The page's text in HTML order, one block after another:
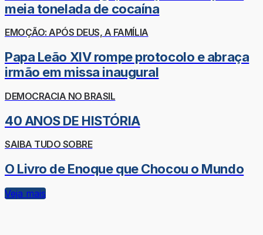
meia tonelada de cocaína
EMOÇÃO: APÓS DEUS, A FAMÍLIA
Papa Leão XIV rompe protocolo e abraça
irmão em missa inaugural
DEMOCRACIA NO BRASIL
40 ANOS DE HISTÓRIA
SAIBA TUDO SOBRE
O Livro de Enoque que Chocou o Mundo
Veja mais